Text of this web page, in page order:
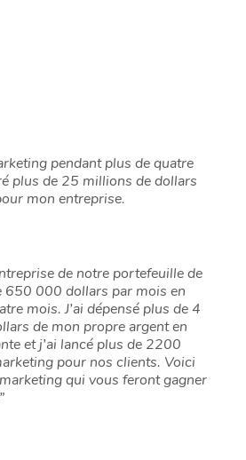
pendant plus de quatre
plus de 25 millions de dollars
mon entreprise.
de notre portefeuille de
650 000 dollars par mois en
mois. J’ai dépensé plus de 4
de mon propre argent en
et j’ai lancé plus de 2200
pour nos clients. Voici
qui vous feront gagner